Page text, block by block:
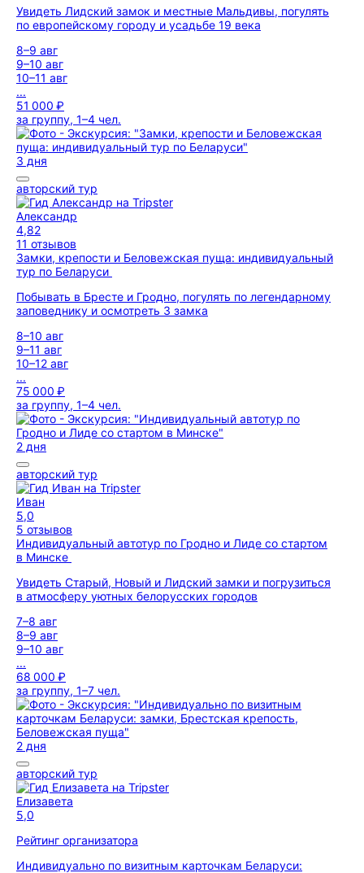
Увидеть Лидский замок и местные Мальдивы, погулять
по европейскому городу и усадьбе 19 века
8–9 авг
9–10 авг
10–11 авг
...
51 000 ₽
за группу, 1–4 чел.
3 дня
авторский тур
Александр
4,82
11 отзывов
Замки, крепости и Беловежская пуща: индивидуальный
тур по Беларуси
Побывать в Бресте и Гродно, погулять по легендарному
заповеднику и осмотреть 3 замка
8–10 авг
9–11 авг
10–12 авг
...
75 000 ₽
за группу, 1–4 чел.
2 дня
авторский тур
Иван
5,0
5 отзывов
Индивидуальный автотур по Гродно и Лиде со стартом
в Минске
Увидеть Старый, Новый и Лидский замки и погрузиться
в атмосферу уютных белорусских городов
7–8 авг
8–9 авг
9–10 авг
...
68 000 ₽
за группу, 1–7 чел.
2 дня
авторский тур
Елизавета
5,0
Рейтинг организатора
Индивидуально по визитным карточкам Беларуси: